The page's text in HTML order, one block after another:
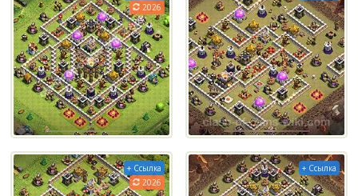
2026
+ Ссылка
2026
+ Ссылка